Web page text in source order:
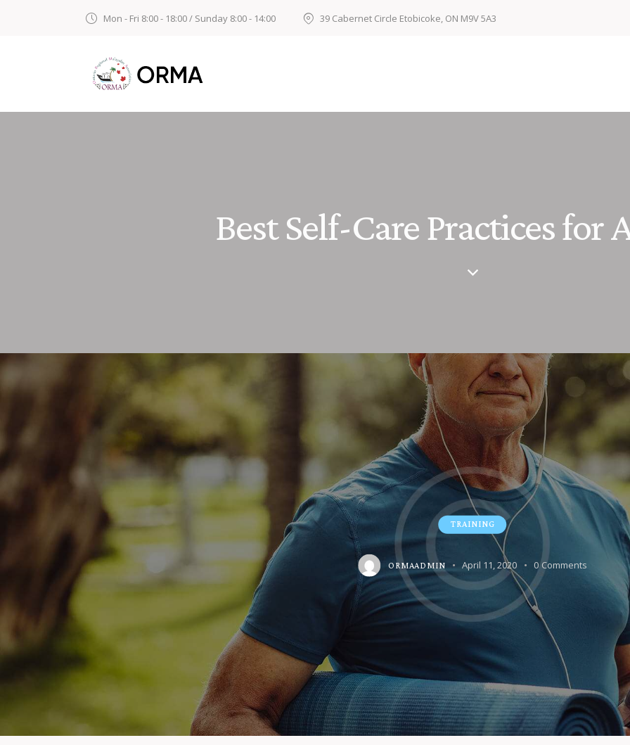
Mon - Fri 8:00 - 18:00 / Sunday 8:00 - 14:00 39 Cabernet Circle Etobicoke, ON M9V 5A3
Best Self-Care Practices for
TRAINING
ORMAADMIN April 11, 2020 0 Comments